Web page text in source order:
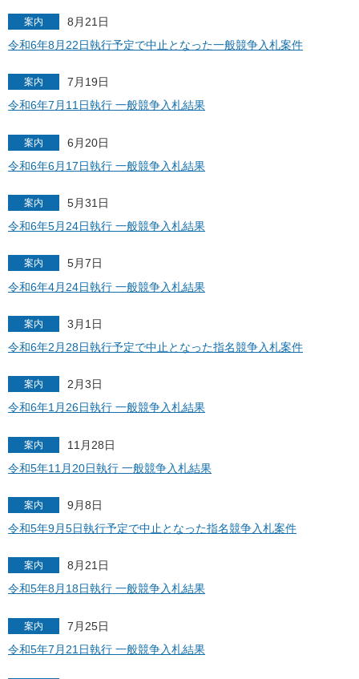
案内
8月21日
令和6年8月22日執行予定で中止となった一般競争入札案件
案内
7月19日
令和6年7月11日執行 一般競争入札結果
案内
6月20日
令和6年6月17日執行 一般競争入札結果
案内
5月31日
令和6年5月24日執行 一般競争入札結果
案内
5月7日
令和6年4月24日執行 一般競争入札結果
案内
3月1日
令和6年2月28日執行予定で中止となった指名競争入札案件
案内
2月3日
令和6年1月26日執行 一般競争入札結果
案内
11月28日
令和5年11月20日執行 一般競争入札結果
案内
9月8日
令和5年9月5日執行予定で中止となった指名競争入札案件
案内
8月21日
令和5年8月18日執行 一般競争入札結果
案内
7月25日
令和5年7月21日執行 一般競争入札結果